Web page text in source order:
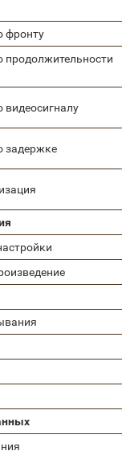
фронту
продолжительности
видеосигналу
задержке